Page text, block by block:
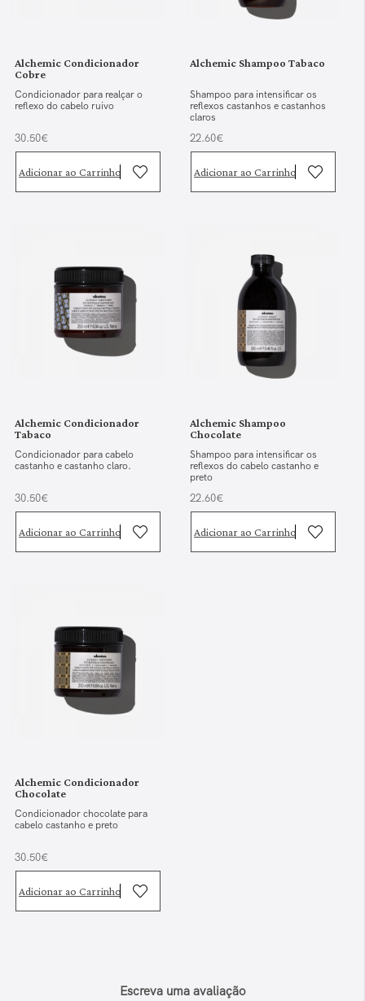
Alchemic Condicionador
Cobre
Condicionador para realçar o
reflexo do cabelo ruivo
30.50€
Adicionar ao Carrinho
Alchemic Shampoo Tabaco
Shampoo para intensificar os
reflexos castanhos e castanhos
claros
22.60€
Adicionar ao Carrinho
Alchemic Condicionador
Tabaco
Condicionador para cabelo
castanho e castanho claro.
30.50€
Adicionar ao Carrinho
Alchemic Shampoo
Chocolate
Shampoo para intensificar os
reflexos do cabelo castanho e
preto
22.60€
Adicionar ao Carrinho
Alchemic Condicionador
Chocolate
Condicionador chocolate para
cabelo castanho e preto
30.50€
Adicionar ao Carrinho
Escreva uma avaliação